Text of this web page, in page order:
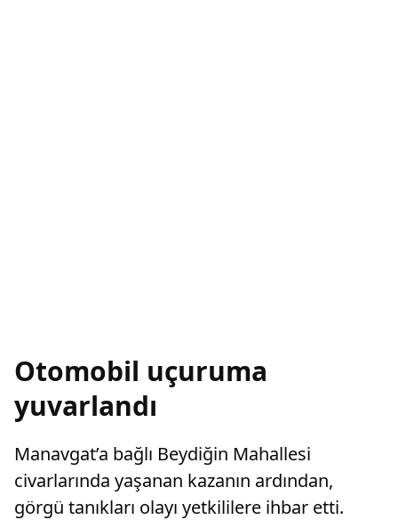
Otomobil uçuruma
yuvarlandı
Manavgat’a bağlı Beydiğin Mahallesi
civarlarında yaşanan kazanın ardından,
görgü tanıkları olayı yetkililere ihbar etti.